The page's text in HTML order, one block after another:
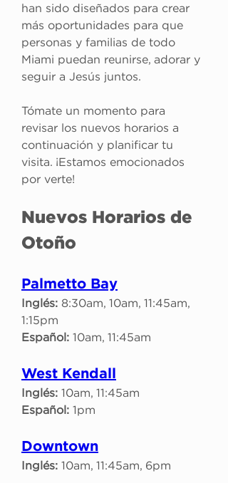
han sido diseñados para crear
más oportunidades para que
personas y familias de todo
Miami puedan reunirse, adorar y
seguir a Jesús juntos.
Tómate un momento para
revisar los nuevos horarios a
continuación y planificar tu
visita. ¡Estamos emocionados
por verte!
Nuevos Horarios de
Otoño
Palmetto Bay
Inglés: 8:30am, 10am, 11:45am,
1:15pm
Español: 10am, 11:45am
West Kendall
Inglés: 10am, 11:45am
Español: 1pm
Downtown
Inglés: 10am, 11:45am, 6pm